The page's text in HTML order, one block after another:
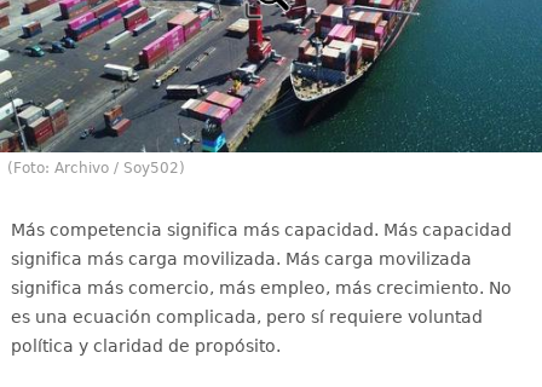
(Foto: Archivo / Soy502)
Más competencia significa más capacidad. Más capacidad
significa más carga movilizada. Más carga movilizada
significa más comercio, más empleo, más crecimiento. No
es una ecuación complicada, pero sí requiere voluntad
política y claridad de propósito.